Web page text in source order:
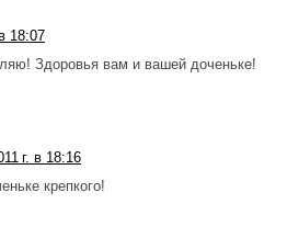
18:07
Здоровья вам и вашей доченьке!
г. в 18:16
крепкого!